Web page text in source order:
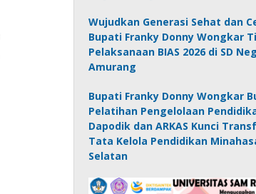
Wujudkan Generasi Sehat dan
Bupati Franky Donny Wongkar
Pelaksanaan BIAS 2026 di SD
Amurang
Bupati Franky Donny Wongkar
Pelatihan Pengelolaan
Dapodik dan ARKAS Kunci
Tata Kelola Pendidikan
Selatan